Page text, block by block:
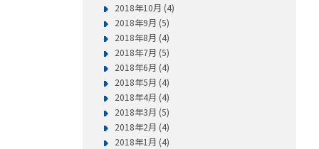
2018年10月 (4)
2018年9月 (5)
2018年8月 (4)
2018年7月 (5)
2018年6月 (4)
2018年5月 (4)
2018年4月 (4)
2018年3月 (5)
2018年2月 (4)
2018年1月 (4)